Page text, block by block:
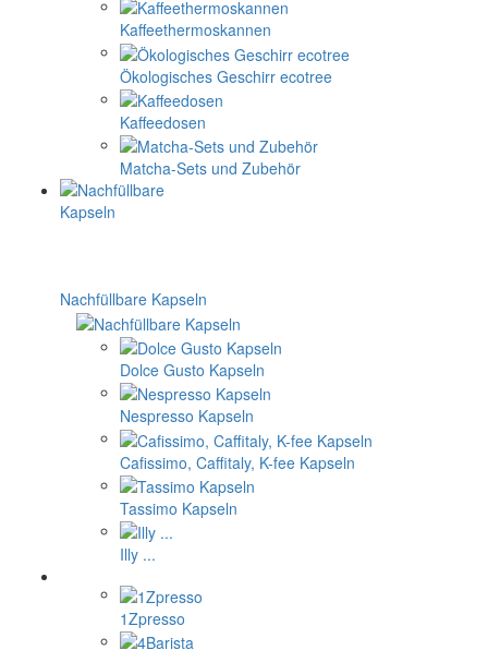
Kaffeethermoskannen
Ökologisches Geschirr ecotree
Kaffeedosen
Matcha-Sets und Zubehör
Nachfüllbare Kapseln
Dolce Gusto Kapseln
Nespresso Kapseln
Cafissimo, Caffitaly, K-fee Kapseln
Tassimo Kapseln
Illy ...
1Zpresso